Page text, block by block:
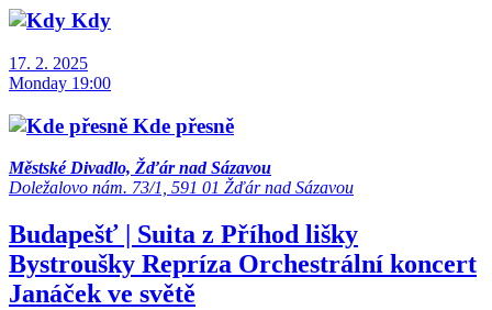
Kdy
17. 2. 2025
Monday 19:00
Kde přesně
Městské Divadlo, Žďár nad Sázavou
Doležalovo nám. 73/1, 591 01 Žďár nad Sázavou
Budapešť | Suita z Příhod lišky
Bystroušky Repríza Orchestrální koncert
Janáček ve světě